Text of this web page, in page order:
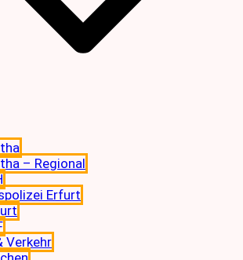
– Regional
Erfurt
Verkehr